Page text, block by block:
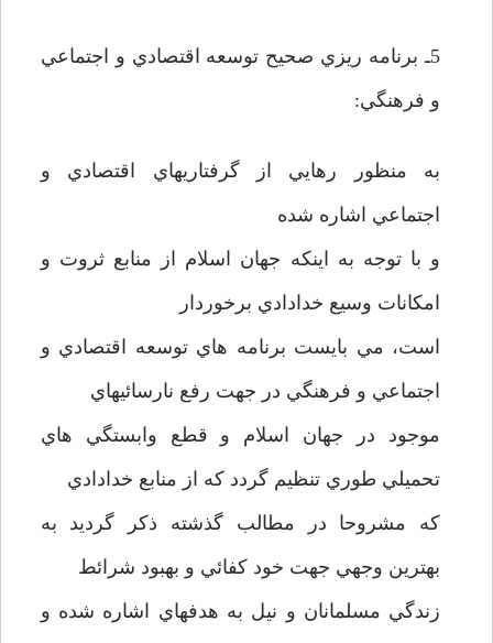
5ـ برنامه ريزي صحيح توسعه اقتصادي و اجتماعي
و فرهنگي:
به منظور رهايي از گرفتاريهاي اقتصادي و
اجتماعي اشاره شده
و با توجه به اينکه جهان اسلام از منابع ثروت و
امکانات وسيع خدادادي برخوردار
است، مي بايست برنامه هاي توسعه اقتصادي و
اجتماعي و فرهنگي در جهت رفع نارسائيهاي
موجود در جهان اسلام و قطع وابستگي هاي
تحميلي طوري تنظيم گردد که از منابع خدادادي
که مشروحا در مطالب گذشته ذکر گرديد به
بهترين وجهي جهت خود کفائي و بهبود شرائط
زندگي مسلمانان و نيل به هدفهاي اشاره شده و